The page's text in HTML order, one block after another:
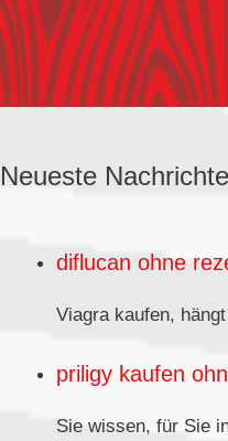
Neueste
diflucan ohne
Viagra kaufen,
priligy kaufen
Sie wissen, für Sie